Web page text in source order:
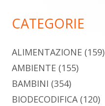
CATEGORIE
ALIMENTAZIONE (159)
AMBIENTE (155)
BAMBINI (354)
BIODECODIFICA(120)